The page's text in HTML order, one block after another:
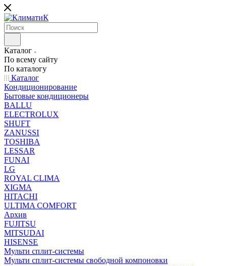
Каталог
По всему сайту
По каталогу
Каталог
Кондиционирование
Бытовые кондиционеры
BALLU
ELECTROLUX
SHUFT
ZANUSSI
TOSHIBA
LESSAR
FUNAI
LG
ROYAL CLIMA
XIGMA
HITACHI
ULTIMA COMFORT
Архив
FUJITSU
MITSUDAI
HISENSE
Мульти сплит-системы
Мульти сплит-системы свободной компоновки